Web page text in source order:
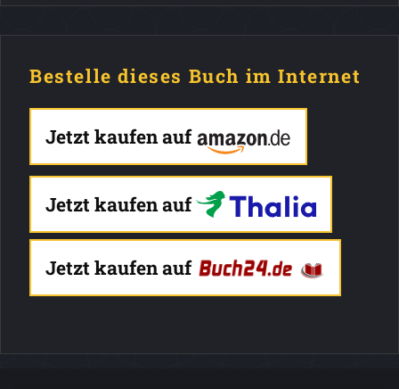
Bestelle dieses Buch im Internet
Jetzt kaufen auf
Jetzt kaufen auf
Jetzt kaufen auf